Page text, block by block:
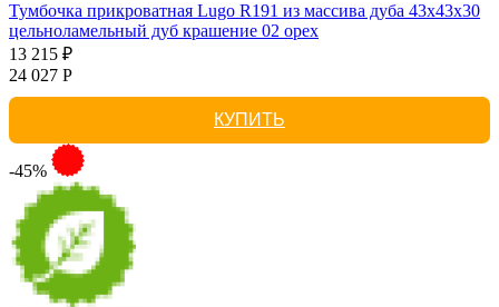
Тумбочка прикроватная Lugo R191 из массива дуба 43х43х30
цельноламельный дуб крашение 02 орех
13 215 ₽
24 027 Р
КУПИТЬ
-45%